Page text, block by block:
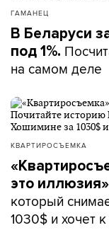
ГАМАНЕЦ
В Беларуси
под 1%.
на самом деле
КВАРТИРОСЪЕМКА
это
который
1030$ и хочет